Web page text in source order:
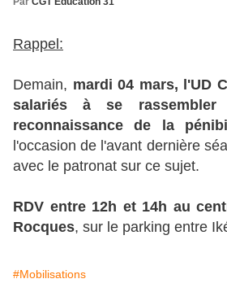
Rappel:
Demain, mardi 04 mars, l'UD
salariés à se
reconnaissance de la
l'occasion de l'avant dernière
avec le patronat sur ce sujet.
RDV entre 12h et 14h au
Rocques, sur le parking entre
#Mobilisations